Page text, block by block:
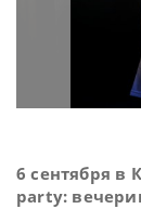
6 сентября в
party: